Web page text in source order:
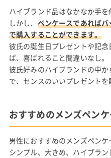
ハイブランド品はなかなか手を
しかし、 ペンケースであれば
で購入することができます。
彼氏の誕生日プレゼントや記
ば、喜ばれること間違いなし。
彼氏好みのハイブランドの中
で、センスのいいプレゼントを
おすすめのメンズペン
男性におすすめのメンズペンケ
シンプル、大きめ、ハイブラ